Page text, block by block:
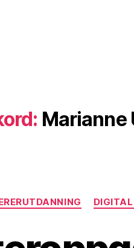
Marianne
Kategorier